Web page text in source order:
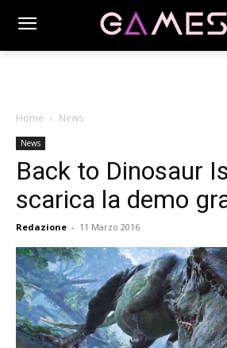
Home News
News
Back to Dinosaur
scarica la demo
Redazione - 11 Marzo 2016